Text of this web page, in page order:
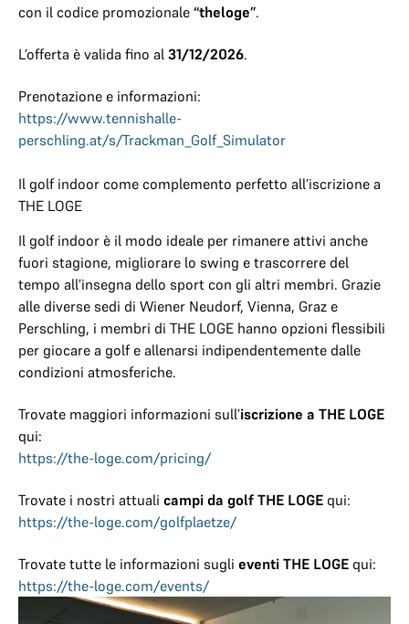
con il codice promozionale “theloge”.
L’offerta è valida fino al 31/12/2026.
Prenotazione e informazioni:
https://www.tennishalle-
perschling.at/s/Trackman_Golf_Simulator
Il golf indoor come complemento perfetto all’iscrizione a
THE LOGE
Il golf indoor è il modo ideale per rimanere attivi anche
fuori stagione, migliorare lo swing e trascorrere del
tempo all’insegna dello sport con gli altri membri. Grazie
alle diverse sedi di Wiener Neudorf, Vienna, Graz e
Perschling, i membri di THE LOGE hanno opzioni flessibili
per giocare a golf e allenarsi indipendentemente dalle
condizioni atmosferiche.
Trovate maggiori informazioni sull’iscrizione a THE LOGE
qui:
https://the-loge.com/pricing/
Trovate i nostri attuali campi da golf THE LOGE qui:
https://the-loge.com/golfplaetze/
Trovate tutte le informazioni sugli eventi THE LOGE qui:
https://the-loge.com/events/